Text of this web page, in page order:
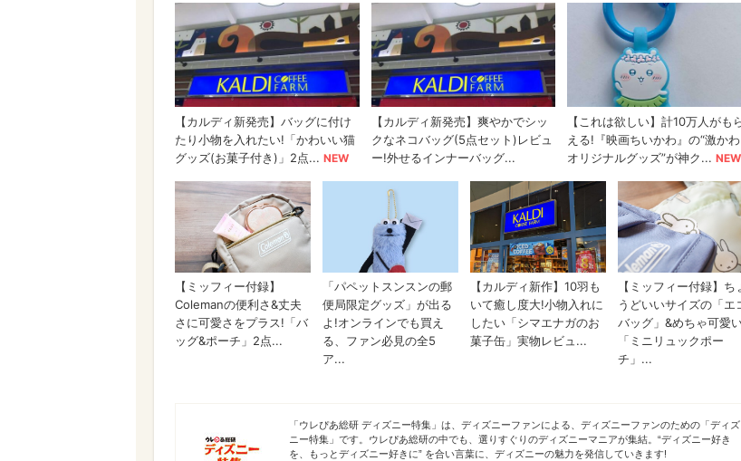
ディズニー特集
「ウレぴあ総研 ディズニー特集」は、ディズニーファンによる、ディズニーファンのための「ディズ
ニー特集」です。ウレぴあ総研の中でも、選りすぐりのディズニーマニアが集結。“ディズニー好き
を、もっとディズニー好きに” を合い言葉に、ディズニーの魅力を発信していきます!